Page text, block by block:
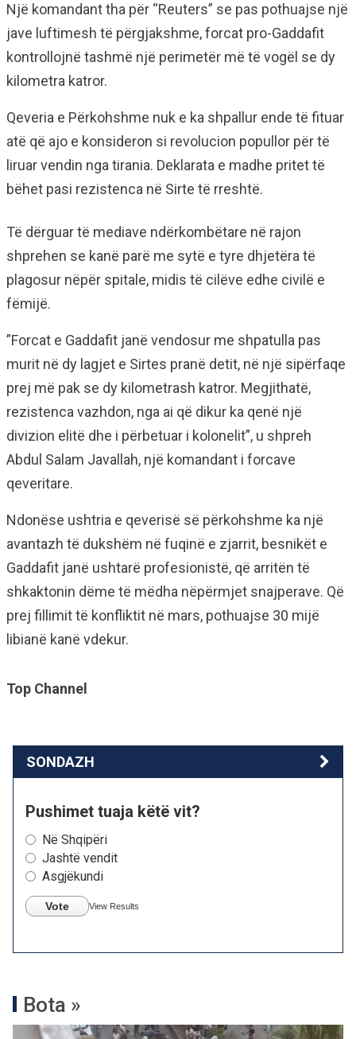
Një komandant tha për “Reuters” se pas pothuajse një
jave luftimesh të përgjakshme, forcat pro-Gaddafit
kontrollojnë tashmë një perimetër më të vogël se dy
kilometra katror.
Qeveria e Përkohshme nuk e ka shpallur ende të fituar
atë që ajo e konsideron si revolucion popullor për të
liruar vendin nga tirania. Deklarata e madhe pritet të
bëhet pasi rezistenca në Sirte të rreshtë.
Të dërguar të mediave ndërkombëtare në rajon
shprehen se kanë parë me sytë e tyre dhjetëra të
plagosur nëpër spitale, midis të cilëve edhe civilë e
fëmijë.
”Forcat e Gaddafit janë vendosur me shpatulla pas
murit në dy lagjet e Sirtes pranë detit, në një sipërfaqe
prej më pak se dy kilometrash katror. Megjithatë,
rezistenca vazhdon, nga ai që dikur ka qenë një
divizion elitë dhe i përbetuar i kolonelit”, u shpreh
Abdul Salam Javallah, një komandant i forcave
qeveritare.
Ndonëse ushtria e qeverisë së përkohshme ka një
avantazh të dukshëm në fuqinë e zjarrit, besnikët e
Gaddafit janë ushtarë profesionistë, që arritën të
shkaktonin dëme të mëdha nëpërmjet snajperave. Që
prej fillimit të konfliktit në mars, pothuajse 30 mijë
libianë kanë vdekur.
Top Channel
SONDAZH
Pushimet tuaja këtë vit?
Në Shqipëri
Jashtë vendit
Asgjëkundi
Vote View Results
Bota »